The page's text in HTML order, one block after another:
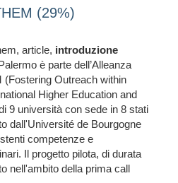
(29%)
article, introduzione
è parte dell’Alleanza
(Fostering Outreach within
Higher Education and
9 università con sede in 8 stati
dall'Université de Bourgogne
competenze e
Il progetto pilota, di durata
nell'ambito della prima call